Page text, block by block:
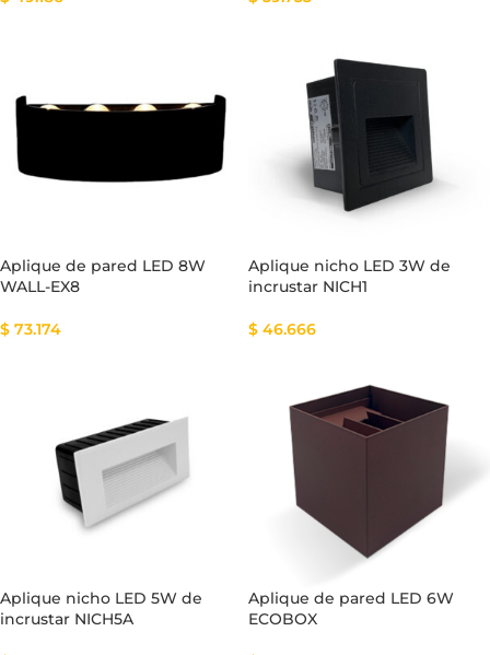
Aplique de pared LED 8W
WALL-EX8
$ 73.174
Aplique nicho LED 3W de
incrustar NICH1
$ 46.666
Aplique nicho LED 5W de
incrustar NICH5A
Aplique de pared LED 6W
ECOBOX